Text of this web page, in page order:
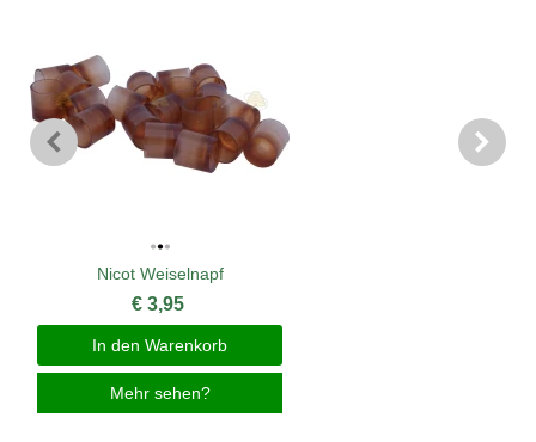
Nicot Weiselnapf
€ 3,95
In den Warenkorb
Mehr sehen?